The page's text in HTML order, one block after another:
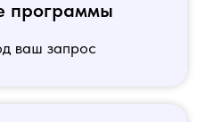
программы
ваш запрос